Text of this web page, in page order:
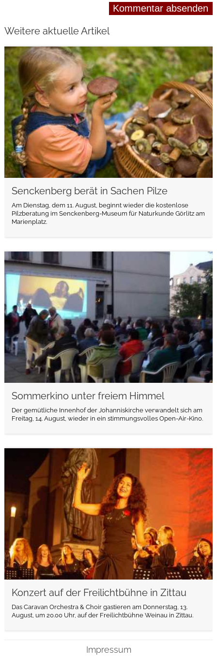
Weitere aktuelle Artikel
Senckenberg berät in Sachen Pilze
Am Dienstag, dem 11. August, beginnt wieder die kostenlose
Pilzberatung im Senckenberg-Museum für Naturkunde Görlitz am
Marienplatz.
weiterlesen
Sommerkino unter freiem Himmel
Der gemütliche Innenhof der Johanniskirche verwandelt sich am
Freitag, 14. August, wieder in ein stimmungsvolles Open-Air-Kino.
weiterlesen
Konzert auf der Freilichtbühne in Zittau
Das Caravan Orchestra & Choir gastieren am Donnerstag, 13.
August, um 20.00 Uhr, auf der Freilichtbühne Weinau in Zittau.
weiterlesen
Impressum